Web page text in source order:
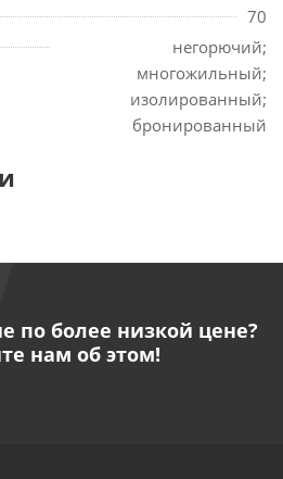
70
негорючий;
многожильный;
изолированный;
бронированный
по более низкой цене?
нам об этом!